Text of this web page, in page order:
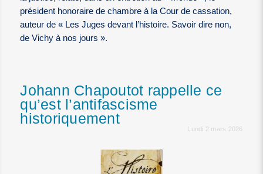
président honoraire de chambre à la Cour de cassation,
auteur de « Les Juges devant l’histoire. Savoir dire non,
de Vichy à nos jours ».
Johann Chapoutot rappelle ce
qu’est l’antifascisme
historiquement
Lundi 2 mars 2026